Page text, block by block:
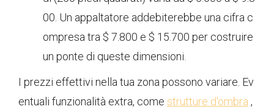
00. Un appaltatore addebiterebbe una cifra c
ompresa tra $ 7.800 e $ 15.700 per costruire
un ponte di queste dimensioni.
I prezzi effettivi nella tua zona possono variare. Ev
entuali funzionalità extra, come strutture d'ombra ,